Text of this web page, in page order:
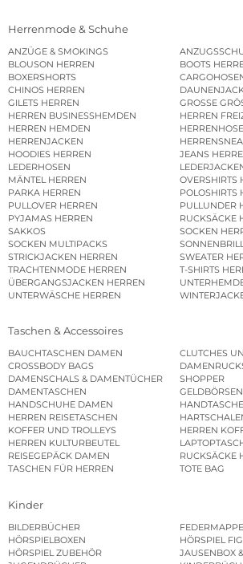
Herrenmode & Schuhe
ANZÜGE & SMOKINGS
BLOUSON HERREN
BOOTS
BOXERSHORTS
CHINOS HERREN
GILETS HERREN
GROSSE
HERREN BUSINESSHEMDEN
HERREN
HERREN HEMDEN
HERRENJACKEN
HOODIES HERREN
JEANS
LEDERHOSEN
MÄNTEL HERREN
OVERSHIRTS
PARKA HERREN
POLOSHIRTS
PULLOVER HERREN
PULLUNDER
PYJAMAS HERREN
RUCKSÄCKE
SAKKOS
SOCKEN
SOCKEN MULTIPACKS
STRICKJACKEN HERREN
SWEATER
TRACHTENMODE HERREN
T-SHIRTS
ÜBERGANGSJACKEN HERREN
UNTERWÄSCHE HERREN
Taschen & Accessoires
BAUCHTASCHEN DAMEN
CLUTCHES
CROSSBODY BAGS
DAMENSCHALS & DAMENTÜCHER
SHOPPER
DAMENTASCHEN
HANDSCHUHE DAMEN
HERREN REISETASCHEN
KOFFER UND TROLLEYS
HERREN
HERREN KULTURBEUTEL
REISEGEPÄCK DAMEN
RUCKSÄCKE
TASCHEN FÜR HERREN
TOTE BAG
Kinder
BILDERBÜCHER
HÖRSPIELBOXEN
HÖRSPIEL
HÖRSPIEL ZUBEHÖR
JAUSENBOX